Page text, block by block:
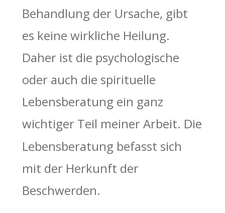
Behandlung der Ursache, gibt
es keine wirkliche Heilung.
Daher ist die psychologische
oder auch die spirituelle
Lebensberatung ein ganz
wichtiger Teil meiner Arbeit. Die
Lebensberatung befasst sich
mit der Herkunft der
Beschwerden.